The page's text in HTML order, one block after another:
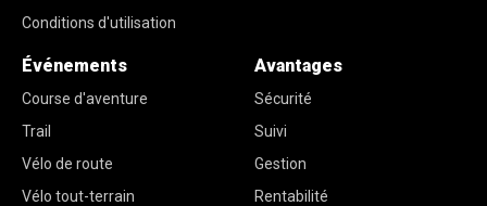
Conditions d'utilisation
Événements
Course d'aventure
Trail
Vélo de route
Vélo tout-terrain
Avantages
Sécurité
Suivi
Gestion
Rentabilité